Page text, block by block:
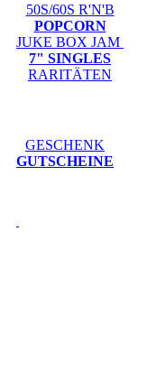
50S/60S R'N'B
POPCORN
JUKE BOX JAM
7" SINGLES
RARITÄTEN
GESCHENK
GUTSCHEINE